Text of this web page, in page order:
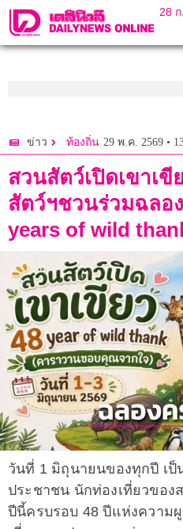
28
ข่าว ท้องถิ่น 29 พ.ค. 2569 •
สวนสัตว์เปิดเขาเขี
สัตว์ฯชวนร่วมฉลอ
years of wild
วันที่ 1 มิถุนายนของทุกปี เป็
ประชาชน นักท่องเที่ยวของ
ปีนี้ครบรอบ 48 ปีแห่งความ